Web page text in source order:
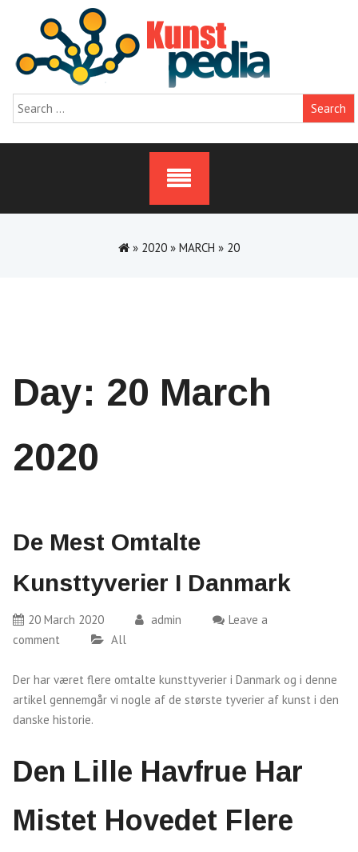
content
Search
for:
» 2020 » MARCH » 20
Day: 20 March
2020
De Mest Omtalte
Kunsttyverier I Danmark
20 March 2020 admin
Leave a
comment
All
Der har været flere omtalte kunsttyverier i Danmark og i denne
artikel gennemgår vi nogle af de største tyverier af kunst i den
danske historie.
Den Lille Havfrue Har
Mistet Hovedet Flere